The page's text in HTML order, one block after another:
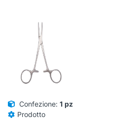
Confezione: 1 pz
Prodotto